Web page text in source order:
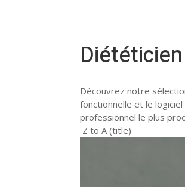
Découvrez notre
fonctionnelle et le
professionnel le plus